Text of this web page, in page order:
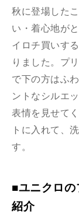
秋に登場した
い・着心地が
イロチ買いす
りました。プ
で下の方はふ
ントなシルエ
表情を見せて
トに入れて、
す。
■ユニクロの
紹介